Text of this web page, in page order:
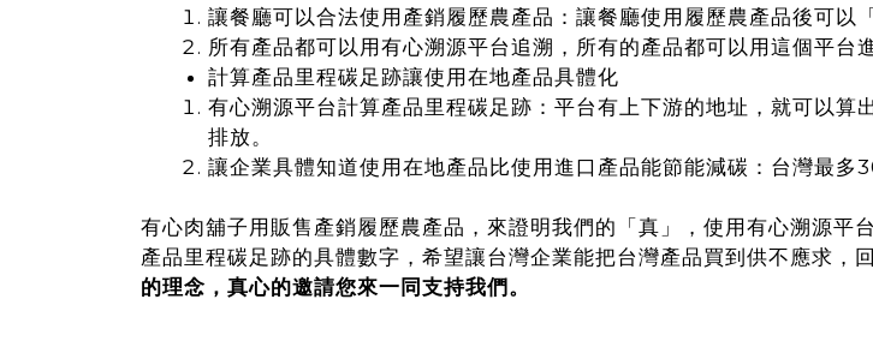
讓餐廳可以合法使用產銷履歷農產品：讓餐廳使用履歷農產品後可以
所有產品都可以用有心溯源平台追溯，所有的產品都可以用這個平台
計算產品里程碳足跡讓使用在地產品具體化
有心溯源平台計算產品里程碳足跡：平台有上下游的地址，就可以
排放。
讓企業具體知道使用在地產品比使用進口產品能節能減碳：台灣最多
有心肉舖子用販售產銷履歷農產品，來證明我們的「真」，使用有心溯源平
產品里程碳足跡的具體數字，希望讓台灣企業能把台灣產品買到供不應求，
的理念，真心的邀請您來一同支持我們。